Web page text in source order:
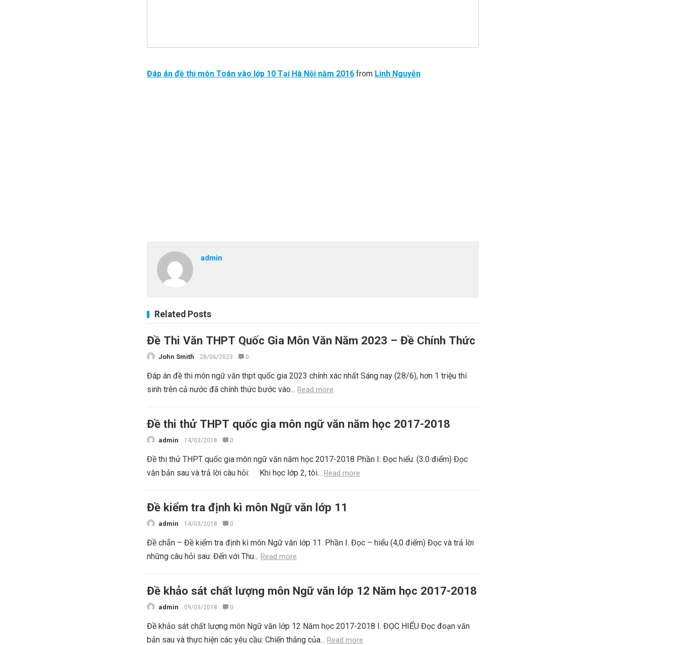
Đáp án đề thi môn Toán vào lớp 10 Tại Hà Nội năm 2016 from Linh Nguyễn
admin
Related Posts
Đề Thi Văn THPT Quốc Gia Môn Văn Năm 2023 – Đề Chính Thức
John Smith 28/06/2023 0
Đáp án đề thi môn ngữ văn thpt quốc gia 2023 chính xác nhất Sáng nay (28/6), hơn 1 triệu thí
sinh trên cả nước đã chính thức bước vào... Read more
Đề thi thử THPT quốc gia môn ngữ văn năm học 2017-2018
admin 14/03/2018 0
Đề thi thử THPT quốc gia môn ngữ văn năm học 2017-2018 Phần I: Đọc hiểu: (3.0 điểm) Đọc
văn bản sau và trả lời câu hỏi: Khi học lớp 2, tôi... Read more
Đề kiểm tra định kì môn Ngữ văn lớp 11
admin 14/03/2018 0
Đề chẵn – Đề kiểm tra định kì môn Ngữ văn lớp 11. Phần I. Đọc – hiểu (4,0 điểm) Đọc và trả lời
những câu hỏi sau: Đến với Thu... Read more
Đề khảo sát chất lượng môn Ngữ văn lớp 12 Năm học 2017-2018
admin 09/03/2018 0
Đề khảo sát chất lượng môn Ngữ văn lớp 12 Năm học 2017-2018 I. ĐỌC HIỂU Đọc đoạn văn
bản sau và thực hiện các yêu cầu: Chiến thắng của... Read more